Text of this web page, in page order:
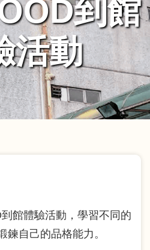
到館
活動
館體驗活動，學習不同的
鍊自己的品格能力。